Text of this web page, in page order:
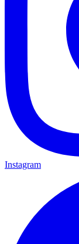
Instagram